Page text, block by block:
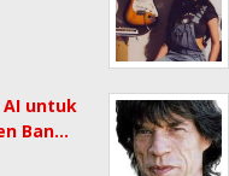
untuk
Ban…